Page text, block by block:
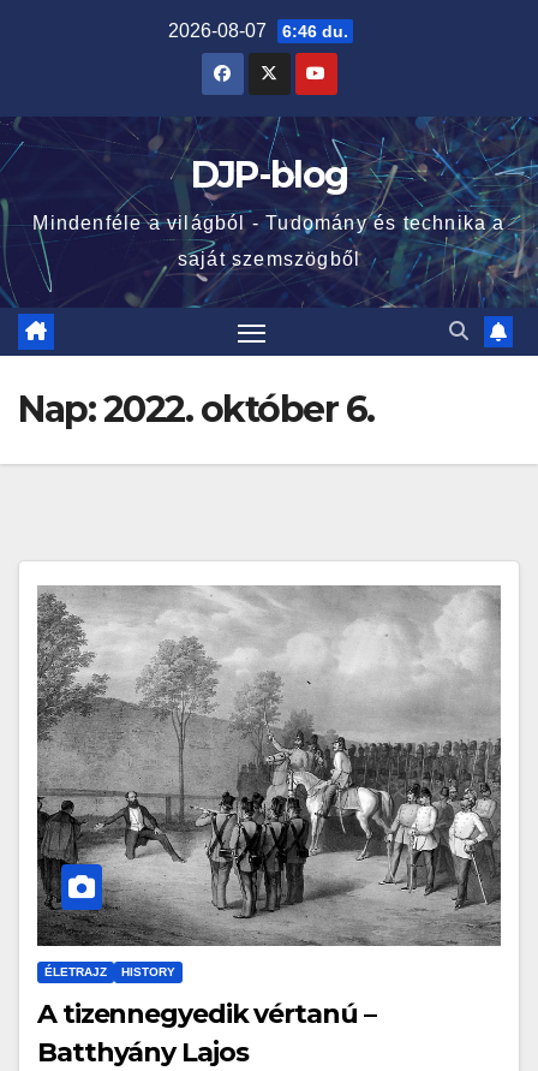
2026-08-07 6:46 du.
DJP-blog
Mindenféle a világból - Tudomány és technika a
saját szemszögből
Nap:2022. október 6.
ÉLETRAJZ HISTORY
A tizennegyedik vértanú –
Batthyány Lajos